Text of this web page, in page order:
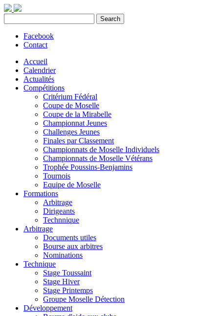
Facebook
Contact
Accueil
Calendrier
Actualités
Compétitions
Critérium Fédéral
Coupe de Moselle
Coupe de la Mirabelle
Championnat Jeunes
Challenges Jeunes
Finales par Classement
Championnats de Moselle Individuels
Championnats de Moselle Vétérans
Trophée Poussins-Benjamins
Tournois
Equipe de Moselle
Formations
Arbitrage
Dirigeants
Technnique
Arbitrage
Documents utiles
Bourse aux arbitres
Nominations
Technique
Stage Toussaint
Stage Hiver
Stage Printemps
Groupe Moselle Détection
Développement